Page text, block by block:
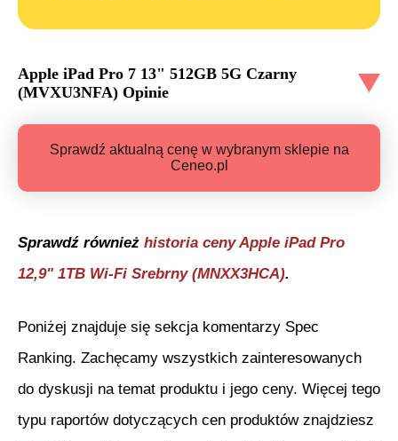
Apple iPad Pro 7 13" 512GB 5G Czarny
(MVXU3NFA) Opinie
Sprawdź aktualną cenę w wybranym sklepie na
Ceneo.pl
Sprawdź również historia cenyApple iPad Pro
12,9" 1TB Wi-Fi Srebrny (MNXX3HCA).
Poniżej znajduje się sekcja komentarzy Spec
Ranking. Zachęcamy wszystkich zainteresowanych
do dyskusji na temat produktu i jego ceny. Więcej tego
typu raportów dotyczących cen produktów znajdziesz